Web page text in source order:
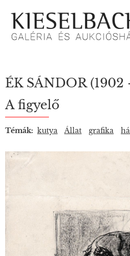
KÉRJÜK VÁLASSZON!
Festmények
ÉK SÁNDOR (1902
A figyelő
Témák: kutya Állat grafika